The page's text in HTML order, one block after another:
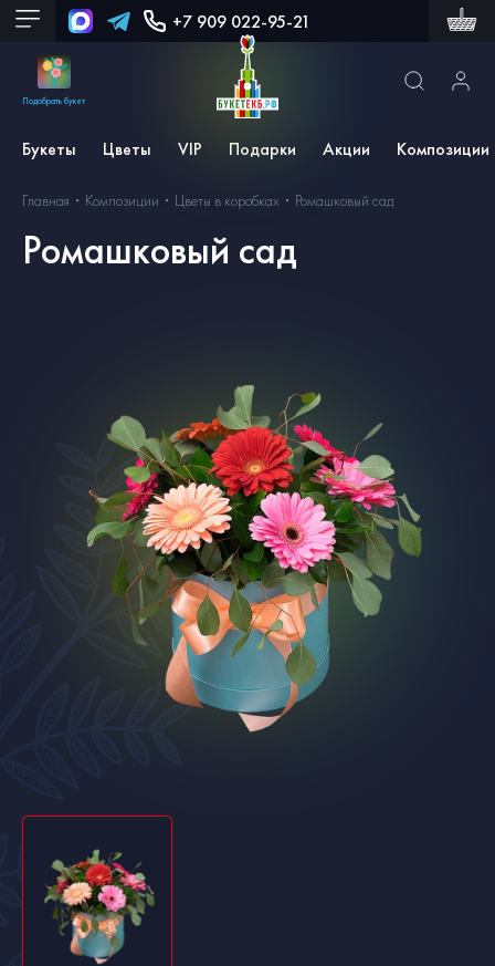
+7 909 022-95-21
Подобрать букет
Букеты Цветы VIP Подарки Акции Композиции
Главная Композиции Цветы в коробках Ромашковый сад
Ромашковый сад